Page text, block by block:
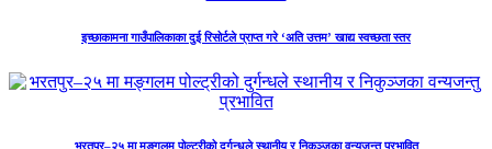
इच्छाकामना गाउँपालिकाका दुई रिसोर्टले प्राप्त गरे ‘अति उत्तम’ खाद्य स्वच्छता स्तर
भरतपुर–२५ मा मङ्गलम पोल्ट्रीको दुर्गन्धले स्थानीय र निकुञ्जका वन्यजन्तु प्रभावित